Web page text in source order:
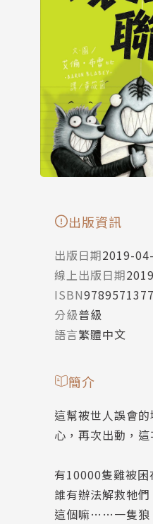
出版資訊
出版日期2019-
線上出版日期
ISBN
分級普級
語言繁體中文
簡介
這幫被世人誤會
心，再次出動，
有10000隻雞被困
誰有辦法解救牠們
這個嘛……一隻狼